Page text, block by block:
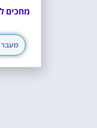
מחכים
מעבר